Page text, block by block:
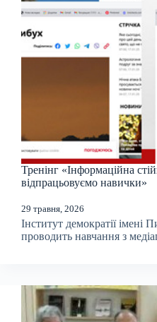
Тренінг «Інформаційна
відпрацьовуємо навички»
29 травня, 2026
Інститут демократії імені
проводить навчання з